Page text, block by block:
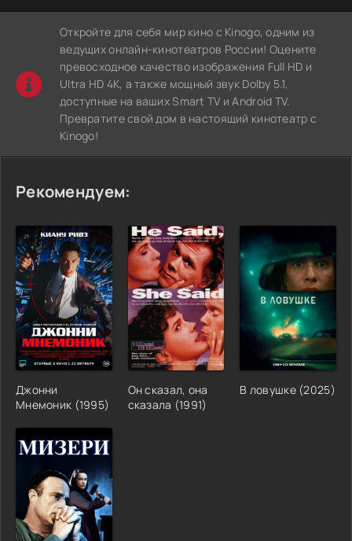
Откройте для себя мир кино с Kinogo, одним из
ведущих онлайн-кинотеатров России! Оцените
превосходное качество изображения Full HD и
Ultra HD 4K, а также мощный звук Dolby 5.1,
доступные на ваших Smart TV и Android TV.
Превратите свой дом в настоящий кинотеатр с
Kinogo!
Рекомендуем:
Джонни
Мнемоник (1995)
Он сказал, она
сказала (1991)
В ловушке (2025)